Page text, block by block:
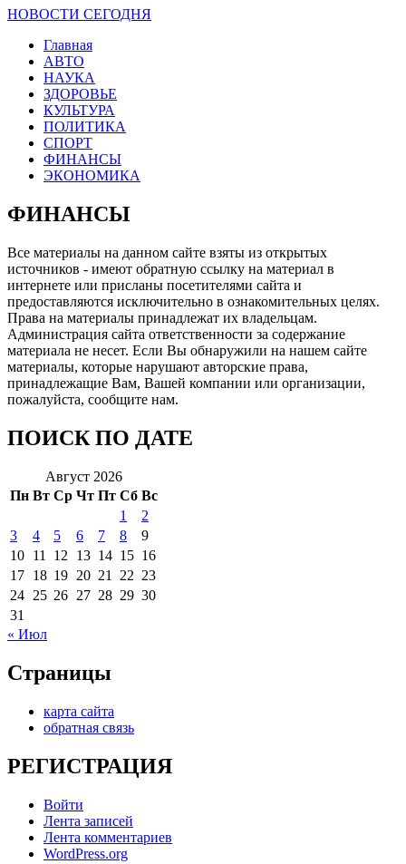
НОВОСТИ СЕГОДНЯ
Главная
АВТО
НАУКА
ЗДОРОВЬЕ
КУЛЬТУРА
ПОЛИТИКА
СПОРТ
ФИНАНСЫ
ЭКОНОМИКА
ФИНАНСЫ
Все материалы на данном сайте взяты из открытых
источников - имеют обратную ссылку на материал в
интернете или присланы посетителями сайта и
предоставляются исключительно в ознакомительных целях.
Права на материалы принадлежат их владельцам.
Администрация сайта ответственности за содержание
материала не несет. Если Вы обнаружили на нашем сайте
материалы, которые нарушают авторские права,
принадлежащие Вам, Вашей компании или организации,
пожалуйста, сообщите нам.
ПОИСК ПО ДАТЕ
Август 2026
Пн Вт Ср Чт Пт Сб Вс
1
2
3
4 5 6 7 8
9
10 11 12 13 14 15 16
17 18 19 20 21 22 23
24 25 26 27 28 29 30
31
« Июл
Страницы
карта сайта
обратная связь
РЕГИСТРАЦИЯ
Войти
Лента записей
Лента комментариев
WordPress.org